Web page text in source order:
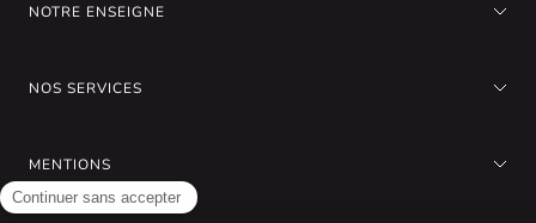
NOTRE ENSEIGNE
NOS SERVICES
MENTIONS